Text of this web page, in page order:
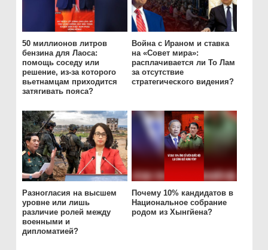
50 миллионов литров
бензина для Лаоса:
помощь соседу или
решение, из-за которого
вьетнамцам приходится
затягивать пояса?
Война с Ираном и ставка
на «Совет мира»:
расплачивается ли То Лам
за отсутствие
стратегического видения?
Разногласия на высшем
уровне или лишь
различие ролей между
военными и
дипломатией?
Почему 10% кандидатов в
Национальное собрание
родом из Хынгйена?